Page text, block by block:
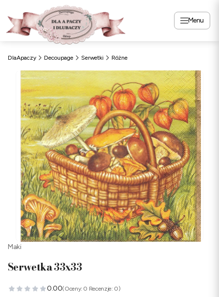
Menu
DlaApaczy Decoupage Serwetki Różne
Maki
Serwetka 33x33
0.00(Oceny: 0 Recenzje: 0)